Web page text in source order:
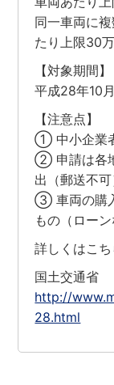
同一車両に
たり上限30
【対象期間】
平成28年10
【注意点】
① 中小企業
② 申請は各
出（郵送不可
③ 車両の購
もの（ローン
詳しくはこち
国土交通省
http://
28.html